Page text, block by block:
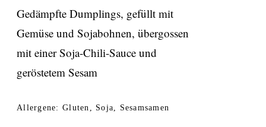
Gedämpfte Dumplings, gefüllt mit
Gemüse und Sojabohnen, übergossen
mit einer Soja-Chili-Sauce und
geröstetem Sesam
Allergene: Gluten, Soja, Sesamsamen